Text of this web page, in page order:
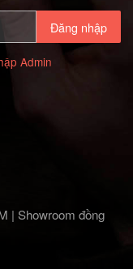
Đăng nhập
Admin
| Showroom đồng